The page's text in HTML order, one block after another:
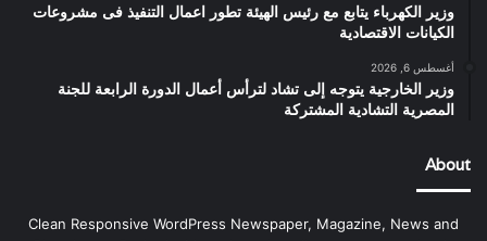
وزير الكهرباء يتابع مع رئيس الهيئة تطور اعمال التنفيذ فى مشروعات
الكيانات الاقتصادية
أغسطس 6, 2026
وزير الخارجية يتوجه إلى تشاد لترأس أعمال الدورة الرابعة للجنة
المصرية التشادية المشتركة
About
Clean Responsive WordPress Newspaper, Magazine, News and